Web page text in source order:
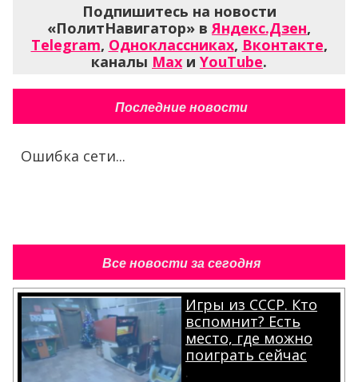
Подпишитесь на новости
«ПолитНавигатор» вЯндекс.Дзен,
Telegram, Одноклассниках, Вконтакте,
каналы Max и YouTube.
Последние новости
Ошибка сети...
Все новости за сегодня
Игры из СССР. Кто
вспомнит? Есть
место, где можно
поиграть сейчас
.